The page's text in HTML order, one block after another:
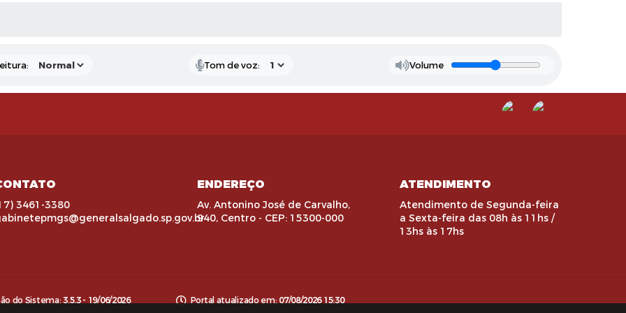
Tom de voz: Volume
3461-3380
ENDEREÇO
Av. Antonino José de Carvalho,
940, Centro - CEP: 15300-000
ATENDIMENTO
Atendimento de Segunda-feira
a Sexta-feira das 08h às 11hs /
13hs às 17hs
do Sistema:3.5.3 - 19/06/2026 Portal atualizado em: 07/08/2026 15:30